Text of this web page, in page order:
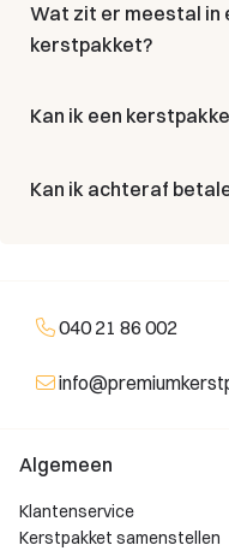
Wat zit er meestal in
kerstpakket?
Kan ik een
Kan ik achteraf
040 21 86 002
Algemeen
Klantenservice
Kerstpakket samenstellen